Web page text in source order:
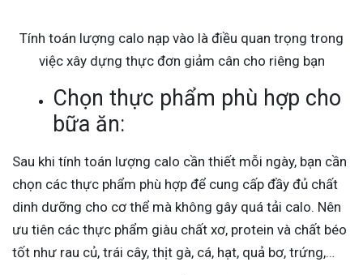
Tính toán lượng calo nạp vào là điều quan trọng trong
việc xây dựng thực đơn giảm cân cho riêng bạn
Chọn thực phẩm phù hợp cho
bữa ăn:
Sau khi tính toán lượng calo cần thiết mỗi ngày, bạn cần
chọn các thực phẩm phù hợp để cung cấp đầy đủ chất
dinh dưỡng cho cơ thể mà không gây quá tải calo. Nên
ưu tiên các thực phẩm giàu chất xơ, protein và chất béo
tốt như rau củ, trái cây, thịt gà, cá, hạt, quả bơ, trứng,…